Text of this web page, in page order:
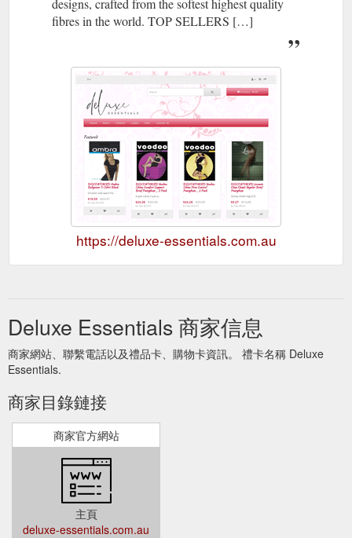
designs, crafted from the softest highest quality
fibres in the world. TOP SELLERS […]
https://deluxe-essentials.com.au
Deluxe Essentials 商家信息
商家網站、聯繫電話以及禮品卡、購物卡資訊。 禮卡名稱 Deluxe
Essentials.
商家目錄鏈接
商家官方網站
主頁
deluxe-essentials.com.au